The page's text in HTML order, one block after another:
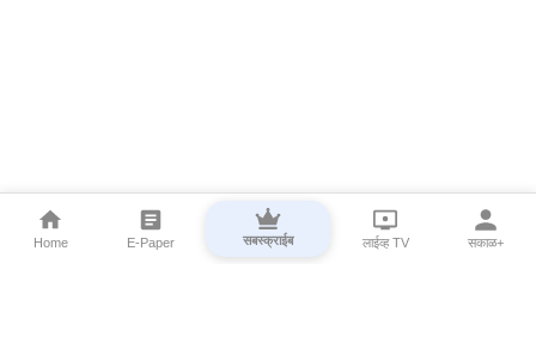
Home E-Paper सबस्क्राईब लाईव्ह TV सकाळ+